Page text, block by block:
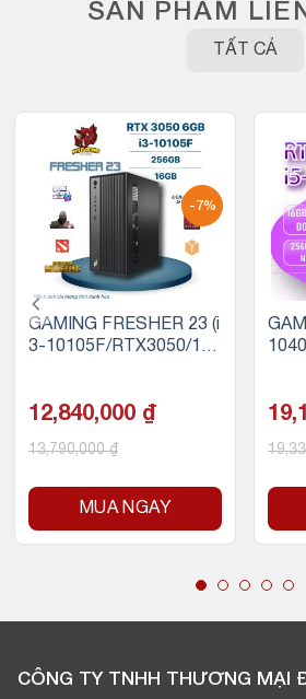
SẢN PHẨM
TẤT CẢ
-7%
GAMING FRESHER 23 (i
3-10105F/RTX3050/16
12,840,000 ₫
13,790,000₫
MUA NGAY
CÔNG TY TNHH THƯƠNG MẠI